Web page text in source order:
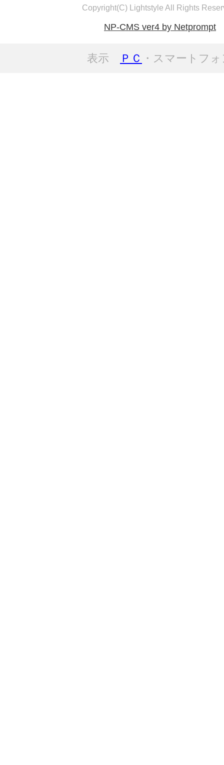
Copyright(C) Lightstyle All Rights
NP-CMS ver4 by Netprompt
表示 ＰＣ ・スマートフ